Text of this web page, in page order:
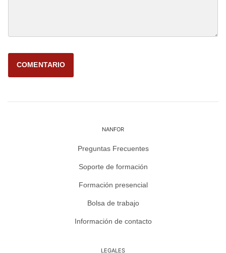
NANFOR
Preguntas Frecuentes
Soporte de formación
Formación presencial
Bolsa de trabajo
Información de contacto
LEGALES